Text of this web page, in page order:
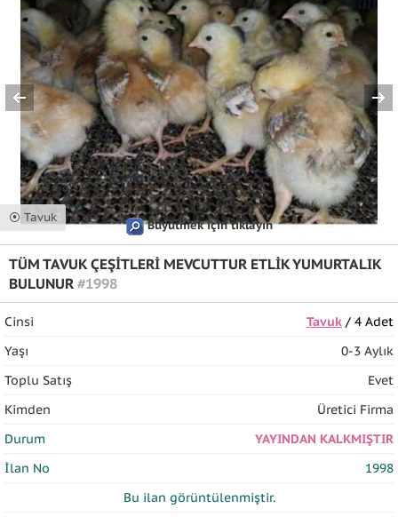
⦿ Tavuk
Büyütmek için tıklayın
TÜM TAVUK ÇEŞİTLERİ MEVCUTTUR ETLİK YUMURTALIK
BULUNUR #1998
Cinsi Tavuk/ 4 Adet
Yaşı
0-3 Aylık
Toplu Satış
Evet
Kimden
Üretici Firma
Durum
YAYINDAN KALKMIŞTIR
İlan No
1998
Bu ilan görüntülenmiştir.